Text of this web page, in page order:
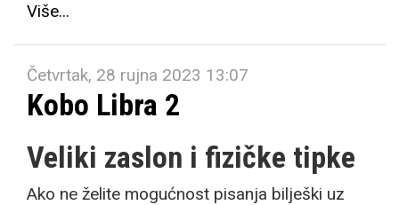
Više...
Četvrtak, 28 rujna 2023 13:07
Kobo Libra 2
Veliki zaslon i fizičke tipke
Ako ne želite mogućnost pisanja bilješki uz